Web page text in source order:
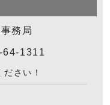
務局
64-1311
さい！